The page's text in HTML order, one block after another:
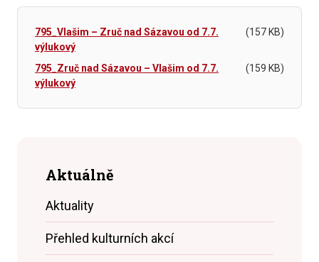
795_Vlašim – Zruč nad Sázavou od 7.7.
výlukový
(157 KB)
795_Zruč nad Sázavou – Vlašim od 7.7.
výlukový
(159 KB)
Aktuálně
Aktuality
Přehled kulturních akcí